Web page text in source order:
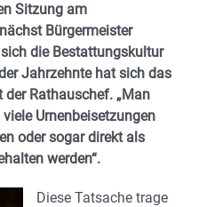
Sitzung am
Bürgermeister
die Bestattungskultur
Jahrzehnte hat sich das
Rathauschef. „Man
Urnenbeisetzungen
oder sogar direkt als
werden“.
Diese Tatsache trage